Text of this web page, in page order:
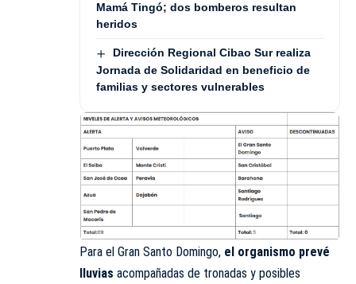
Mamá Tingó; dos bomberos resultan
heridos
Dirección Regional Cibao Sur realiza
Jornada de Solidaridad en beneficio de
familias y sectores vulnerables
Para el Gran Santo Domingo, el organismo prevé
lluvias acompañadas de tronadas y posibles